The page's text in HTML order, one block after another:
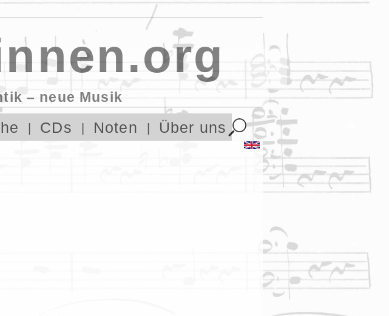
– neue Musik
CDs Noten Über uns